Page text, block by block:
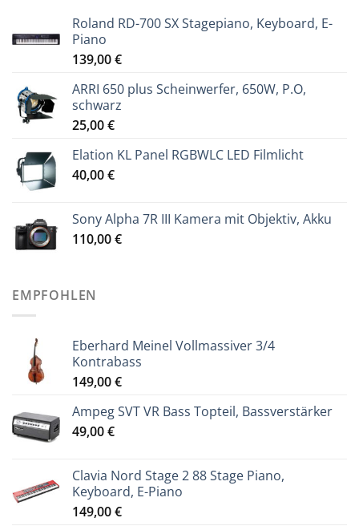
Roland RD-700 SX Stagepiano, Keyboard, E-
Piano
139,00€
ARRI 650 plus Scheinwerfer, 650W, P.O,
schwarz
25,00€
Elation KL Panel RGBWLC LED Filmlicht
40,00€
Sony Alpha 7R III Kamera mit Objektiv, Akku
110,00€
EMPFOHLEN
Eberhard Meinel Vollmassiver 3/4
Kontrabass
149,00€
Ampeg SVT VR Bass Topteil, Bassverstärker
49,00€
Clavia Nord Stage 2 88 Stage Piano,
Keyboard, E-Piano
149,00€